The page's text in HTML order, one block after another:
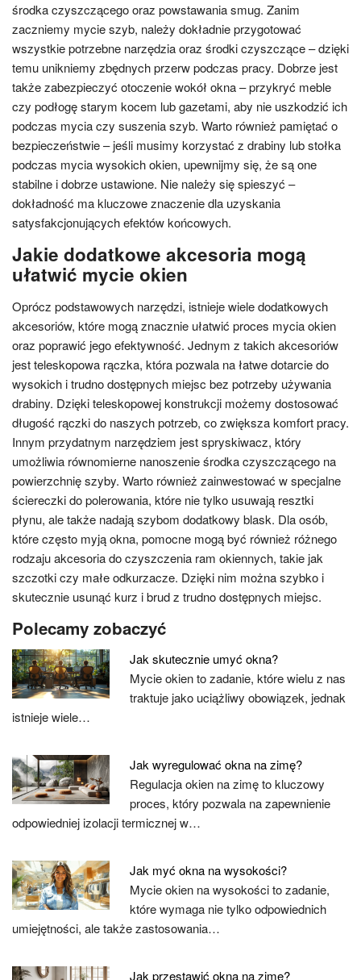
środka czyszczącego oraz powstawania smug. Zanim
zaczniemy mycie szyb, należy dokładnie przygotować
wszystkie potrzebne narzędzia oraz środki czyszczące – dzięki
temu unikniemy zbędnych przerw podczas pracy. Dobrze jest
także zabezpieczyć otoczenie wokół okna – przykryć meble
czy podłogę starym kocem lub gazetami, aby nie uszkodzić ich
podczas mycia czy suszenia szyb. Warto również pamiętać o
bezpieczeństwie – jeśli musimy korzystać z drabiny lub stołka
podczas mycia wysokich okien, upewnijmy się, że są one
stabilne i dobrze ustawione. Nie należy się spieszyć –
dokładność ma kluczowe znaczenie dla uzyskania
satysfakcjonujących efektów końcowych.
Jakie dodatkowe akcesoria mogą
ułatwić mycie okien
Oprócz podstawowych narzędzi, istnieje wiele dodatkowych
akcesoriów, które mogą znacznie ułatwić proces mycia okien
oraz poprawić jego efektywność. Jednym z takich akcesoriów
jest teleskopowa rączka, która pozwala na łatwe dotarcie do
wysokich i trudno dostępnych miejsc bez potrzeby używania
drabiny. Dzięki teleskopowej konstrukcji możemy dostosować
długość rączki do naszych potrzeb, co zwiększa komfort pracy.
Innym przydatnym narzędziem jest spryskiwacz, który
umożliwia równomierne nanoszenie środka czyszczącego na
powierzchnię szyby. Warto również zainwestować w specjalne
ściereczki do polerowania, które nie tylko usuwają resztki
płynu, ale także nadają szybom dodatkowy blask. Dla osób,
które często myją okna, pomocne mogą być również różnego
rodzaju akcesoria do czyszczenia ram okiennych, takie jak
szczotki czy małe odkurzacze. Dzięki nim można szybko i
skutecznie usunąć kurz i brud z trudno dostępnych miejsc.
Polecamy zobaczyć
Jak skutecznie umyć okna?
Mycie okien to zadanie, które wielu z nas
traktuje jako uciążliwy obowiązek, jednak
istnieje wiele…
Jak wyregulować okna na zimę?
Regulacja okien na zimę to kluczowy
proces, który pozwala na zapewnienie
odpowiedniej izolacji termicznej w…
Jak myć okna na wysokości?
Mycie okien na wysokości to zadanie,
które wymaga nie tylko odpowiednich
umiejętności, ale także zastosowania…
Jak przestawić okna na zimę?